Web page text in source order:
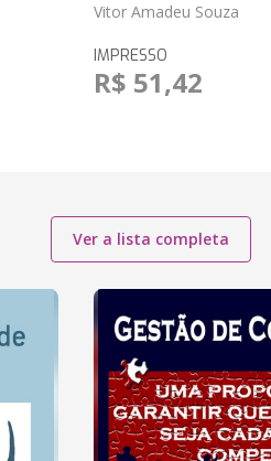
Vitor Amadeu Souza
IMPRESSO
R$ 51,42
Ver a lista completa